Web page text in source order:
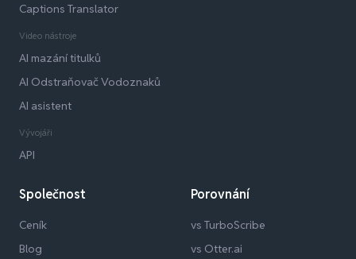
Captions Translator
Video nástroje
AI mazání titulků
AI Odstraňovač Vodoznaků
AI asistent
Vývojáři
API
Společnost
Ceník
Blog
Porovnání
vs TurboScribe
vs Otter.ai